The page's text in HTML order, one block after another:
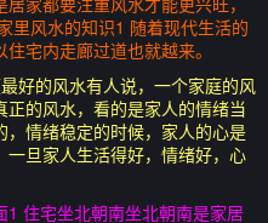
里风水的知识1 随着现代生活的
宅内走廊过道也就越来。
好的风水有人说，一个家庭的风
的风水，看的是家人的情绪当
情绪稳定的时候，家人的心是
旦家人生活得好，情绪好，心
住宅坐北朝南坐北朝南是家居